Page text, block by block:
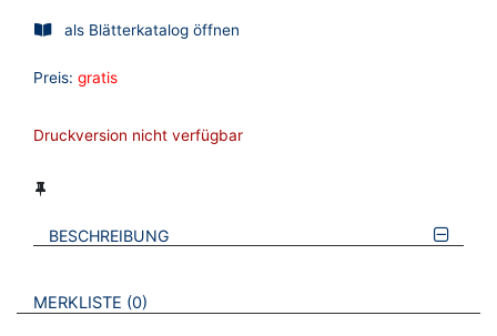
als Blätterkatalog öffnen
Preis: gratis
Druckversion nicht verfügbar
BESCHREIBUNG
VERWEISE AUF VERMERKTE- ODER ZULETZT ANGESEHENE
MERKLISTE 0 BROSCHÜREN